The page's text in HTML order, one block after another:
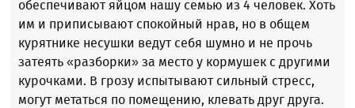
обеспечивают яйцом нашу семью из 4 человек. Хоть
им и приписывают спокойный нрав, но в общем
курятнике несушки ведут себя шумно и не прочь
затеять «разборки» за место у кормушек с другими
курочками. В грозу испытывают сильный стресс,
могут метаться по помещению, клевать друг друга.